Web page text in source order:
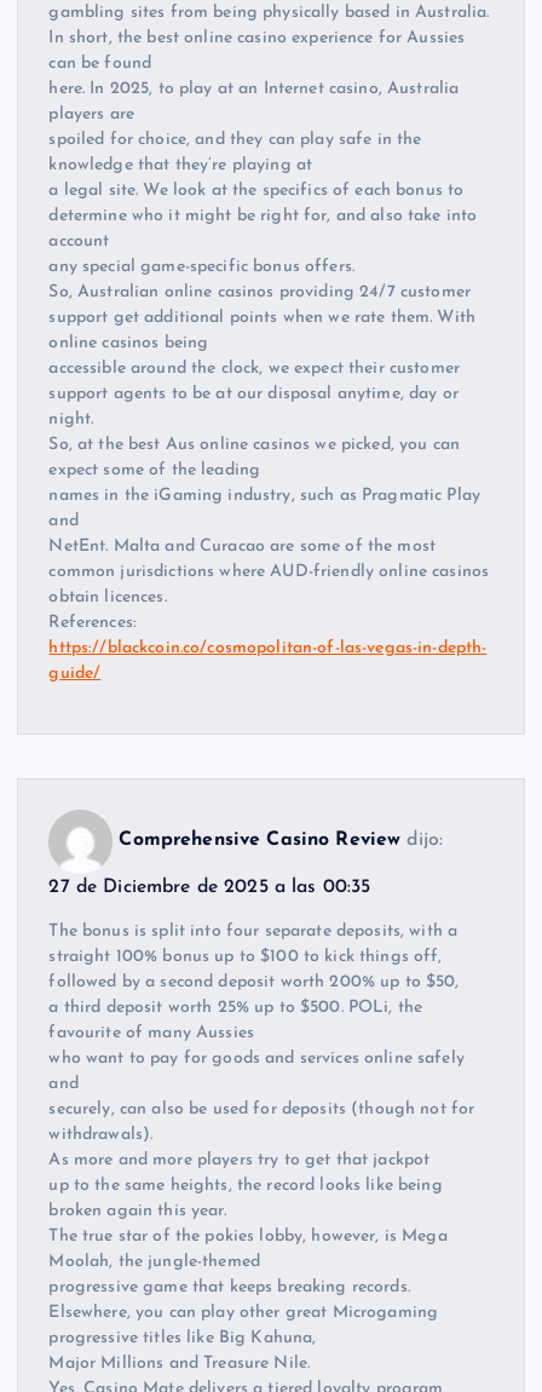
gambling sites from being physically based in Australia.
In short, the best online casino experience for Aussies
can be found
here. In 2025, to play at an Internet casino, Australia
players are
spoiled for choice, and they can play safe in the
knowledge that they’re playing at
a legal site. We look at the specifics of each bonus to
determine who it might be right for, and also take into
account
any special game-specific bonus offers.
So, Australian online casinos providing 24/7 customer
support get additional points when we rate them. With
online casinos being
accessible around the clock, we expect their customer
support agents to be at our disposal anytime, day or
night.
So, at the best Aus online casinos we picked, you can
expect some of the leading
names in the iGaming industry, such as Pragmatic Play
and
NetEnt. Malta and Curacao are some of the most
common jurisdictions where AUD-friendly online casinos
obtain licences.
References:
https://blackcoin.co/cosmopolitan-of-las-vegas-in-depth-
guide/
Comprehensive Casino Review dijo:
27 de Diciembre de 2025 a las 00:35
The bonus is split into four separate deposits, with a
straight 100% bonus up to $100 to kick things off,
followed by a second deposit worth 200% up to $50,
a third deposit worth 25% up to $500. POLi, the
favourite of many Aussies
who want to pay for goods and services online safely
and
securely, can also be used for deposits (though not for
withdrawals).
As more and more players try to get that jackpot
up to the same heights, the record looks like being
broken again this year.
The true star of the pokies lobby, however, is Mega
Moolah, the jungle-themed
progressive game that keeps breaking records.
Elsewhere, you can play other great Microgaming
progressive titles like Big Kahuna,
Major Millions and Treasure Nile.